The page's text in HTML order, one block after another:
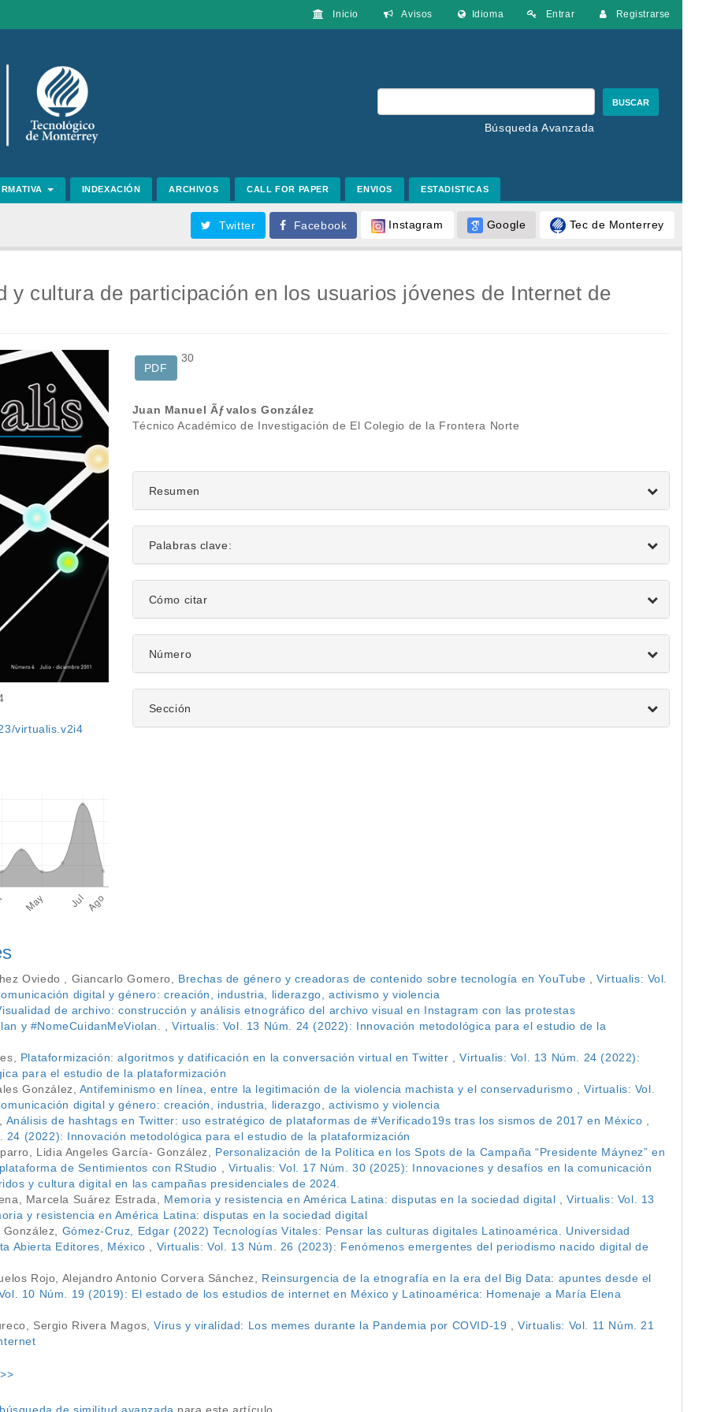
Entrar Registrarse
Inicio Avisos Idioma
BUSCAR
Búsqueda Avanzada
INDEXACIÓN ARCHIVOS CALL FOR PAPER ENVIOS ESTADISTICAS
Twitter Facebook Instagram Google Tec de Monterrey
y cultura de participación en los usuarios jóvenes de Internet de
virtualis.v2i4
30
PDF
Contenido
del
artículo
Juan Manuel Ãƒvalos González
Técnico Académico de Investigación de El Colegio de la Frontera Norte
Resumen
Palabras clave:
Detalles
del
artículo
Cómo citar
Número
Sección
Oviedo , Giancarlo Gomero, Brechas de género y creadoras de contenido sobre tecnología en YouTube ,Virtualis: Vol.
digital y género: creación, industria, liderazgo, activismo y violencia
de archivo: construcción y análisis etnográfico del archivo visual en Instagram con las protestas
y #NomeCuidanMeViolan.
,Virtualis: Vol. 13 Núm. 24 (2022): Innovación metodológica para el estudio de la
Plataformización: algoritmos y datificación en la conversación virtual en Twitter ,Virtualis: Vol. 13 Núm. 24 (2022):
para el estudio de la plataformización
González, Antifeminismo en línea, entre la legitimación de la violencia machista y el conservadurismo ,Virtualis: Vol.
digital y género: creación, industria, liderazgo, activismo y violencia
Análisis de hashtags en Twitter: uso estratégico de plataformas de #Verificado19s tras los sismos de 2017 en México
24 (2022): Innovación metodológica para el estudio de la plataformización
Lidia Angeles García- González, Personalización de la Política en los Spots de la Campaña “Presidente Máynez” en
de Sentimientos con RStudio
Virtualis: Vol. 17 Núm. 30 (2025): Innovaciones y desafíos en la comunicación
y cultura digital en las campañas presidenciales de 2024.
Marcela Suárez Estrada, Memoria y resistencia en América Latina: disputas en la sociedad digital ,Virtualis: Vol. 13
y resistencia en América Latina: disputas en la sociedad digital
Gómez-Cruz, Edgar (2022) Tecnologías Vitales: Pensar las culturas digitales Latinoamérica. Universidad
Abierta Editores, México
Virtualis: Vol. 13 Núm. 26 (2023): Fenómenos emergentes del periodismo nacido digital de
Rojo, Alejandro Antonio Corvera Sánchez, Reinsurgencia de la etnografía en la era del Big Data: apuntes desde el
10 Núm. 19 (2019): El estado de los estudios de internet en México y Latinoamérica: Homenaje a María Elena
Sergio Rivera Magos,Virus y viralidad: Los memes durante la Pandemia por COVID-19 ,Virtualis: Vol. 11 Núm. 21
>>
de similitud avanzada para este artículo.